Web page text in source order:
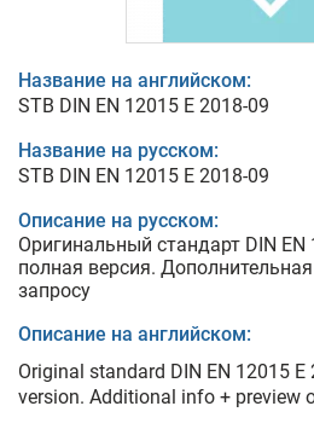
Название на английском:
STB DIN EN 12015 E 2018-09
Название на русском:
STB DIN EN 12015 E 2018-09
Описание на русском:
Оригинальный стандарт DIN EN
полная версия.
запросу
Описание на английском:
Original standard DIN EN 12015
version. Additional info + preview